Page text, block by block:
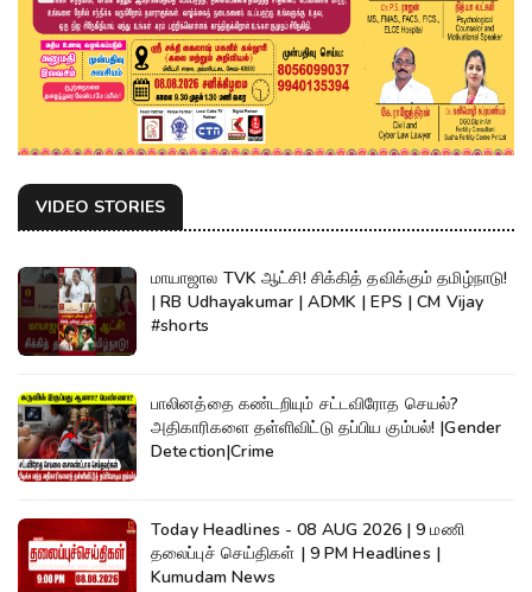
VIDEO STORIES
மாயாஜால TVK ஆட்சி! சிக்கித் தவிக்கும் தமிழ்நாடு!
| RB Udhayakumar | ADMK | EPS | CM Vijay
#shorts
பாலினத்தை கண்டறியும் சட்டவிரோத செயல்?
அதிகாரிகளை தள்ளிவிட்டு தப்பிய கும்பல்! |Gender
Detection|Crime
Today Headlines - 08 AUG 2026 | 9 மணி
தலைப்புச் செய்திகள் | 9 PM Headlines |
Kumudam News